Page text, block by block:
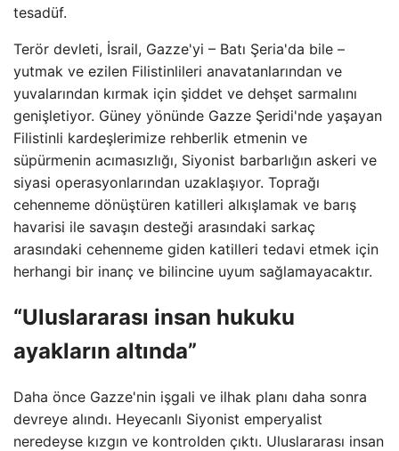
tesadüf.
Terör devleti, İsrail, Gazze'yi – Batı Şeria'da bile –
yutmak ve ezilen Filistinlileri anavatanlarından ve
yuvalarından kırmak için şiddet ve dehşet sarmalını
genişletiyor. Güney yönünde Gazze Şeridi'nde yaşayan
Filistinli kardeşlerimize rehberlik etmenin ve
süpürmenin acımasızlığı, Siyonist barbarlığın askeri ve
siyasi operasyonlarından uzaklaşıyor. Toprağı
cehenneme dönüştüren katilleri alkışlamak ve barış
havarisi ile savaşın desteği arasındaki sarkaç
arasındaki cehenneme giden katilleri tedavi etmek için
herhangi bir inanç ve bilincine uyum sağlamayacaktır.
“Uluslararası insan hukuku
ayakların altında”
Daha önce Gazze'nin işgali ve ilhak planı daha sonra
devreye alındı. Heyecanlı Siyonist emperyalist
neredeyse kızgın ve kontrolden çıktı. Uluslararası insan